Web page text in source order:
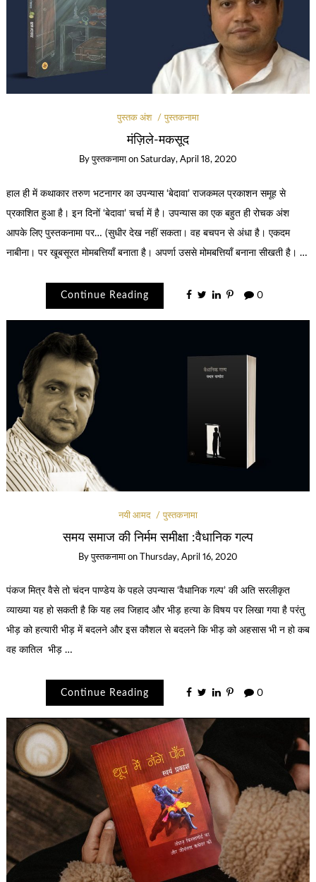
पुस्तक अंश पुस्तकनामा
मंज़िले-मकसूद
Byपुस्तकनामा on Saturday, April 18, 2020
हाल ही में कथाकार तरुण भटनागर का उपन्यास ‘बेदावा’ राजकमल प्रकाशन समूह से
प्रकाशित हुआ है। इन दिनों ‘बेदावा’ चर्चा में है। उपन्यास का एक बहुत ही रोचक अंश
आपके लिए पुस्तकनामा पर… (सुधीर देख नहीं सकता। वह बचपन से अंधा है। एकदम
नाबीना। पर खूबसूरत मोमबत्तियाँ बनाता है। अपर्णा उससे मोमबत्तियाँ बनाना सीखती है। …
Continue Reading 0
नयी आमद पुस्तकनामा
समय समाज की निर्मम समीक्षा :वैधानिक गल्प
Byपुस्तकनामा on Thursday, April 16, 2020
पंकज मित्र वैसे तो चंदन पाण्डेय के पहले उपन्यास ‘वैधानिक गल्प’ की अति सरलीकृत
व्याख्या यह हो सकती है कि यह लव जिहाद और भीड़ हत्या के विषय पर लिखा गया है परंतु
भीड़ को हत्यारी भीड़ में बदलने और इस कौशल से बदलने कि भीड़ को अहसास भी न हो कब
वह कातिल भीड़ …
Continue Reading 0